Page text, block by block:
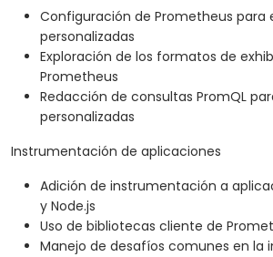
Configuración de Prometheus para
personalizadas
Exploración de los formatos de
Prometheus
Redacción de consultas PromQL
personalizadas
Instrumentación de aplicaciones
Adición de instrumentación a
y Node.js
Uso de bibliotecas cliente de
Manejo de desafíos comunes en la